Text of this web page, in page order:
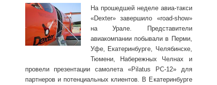
На прошедшей неделе авиа-такси
«Dexter» завершило «road-show»
на Урале. Представители
авиакомпании побывали в Перми,
Уфе, Екатеринбурге, Челябинске,
Тюмени, Набережных Челнах и
провели презентации самолета «Pilatus PC-12» для
партнеров и потенциальных клиентов. В Екатеринбурге